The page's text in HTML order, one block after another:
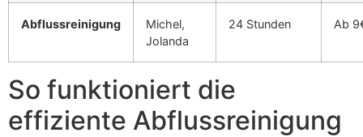
Abflussreinigung
Michel,
Jolanda
24 Stunden Ab
So funktioniert die
effiziente Abflussreinigung